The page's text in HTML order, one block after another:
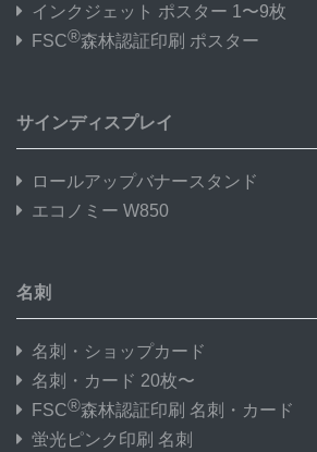
インクジェット ポスター 1〜9枚
FSC®森林認証印刷 ポスター
サインディスプレイ
ロールアップバナースタンド
エコノミー W850
名刺
名刺・ショップカード
名刺・カード 20枚〜
FSC®森林認証印刷 名刺・カード
蛍光ピンク印刷 名刺